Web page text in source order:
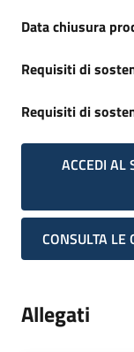
Data chiusura
Requisiti di
Requisiti di
ACCEDI AL
CONSULTA LE
Allegati